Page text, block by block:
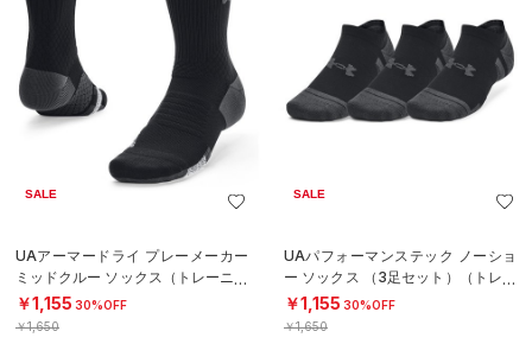
SALE
UAアーマードライ プレーメーカー
ミッドクルー ソックス（トレーニン
グ/UNISEX）
￥1,155 30%OFF
￥1,650
SALE
UAパフォーマンステック ノーショ
ー ソックス （3足セット）（トレー
ニング/UNISEX）
￥1,155 30%OFF
￥1,650